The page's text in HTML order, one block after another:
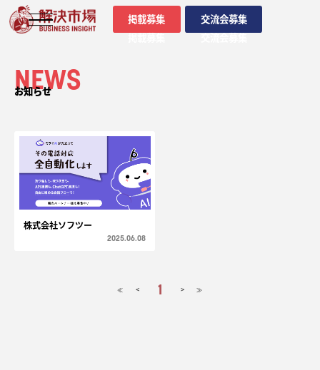
掲載募集
掲載募集
交流会募集
交流会募集
NEWS
お知らせ
株式会社ソフツー
2025.06.08
≪ < 1 > ≫